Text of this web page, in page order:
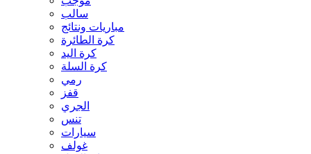
سالب
مباريات ونتائج
كرة الطائرة
كرة اليد
كرة السلة
رمي
قفز
الجري
تنس
سيارات
غولف